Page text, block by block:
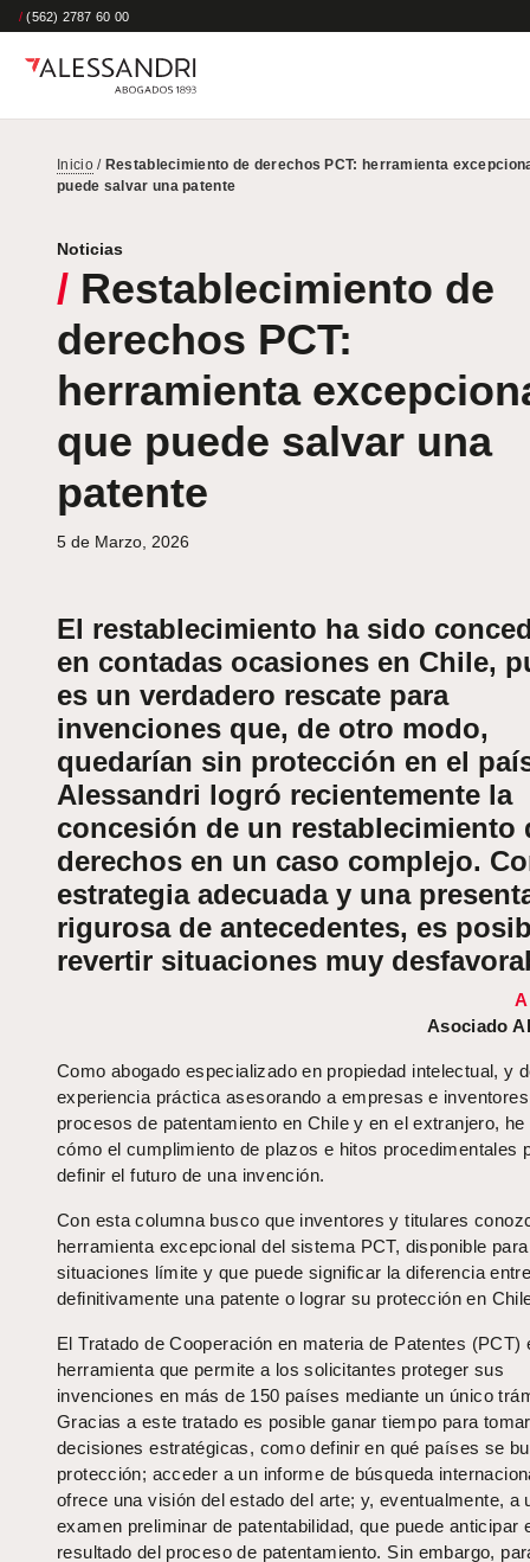
/ (562) 2787 60 00
Inicio/ Restablecimiento de derechos PCT: herramienta
puede salvar una patente
Noticias
/ Restablecimiento de
derechos PCT:
herramienta
que puede salvar una
patente
5 de Marzo, 2026
El restablecimiento ha sido
en contadas ocasiones en Chile,
es un verdadero rescate para
invenciones que, de otro modo,
quedarían sin protección en el
Alessandri logró recientemente la
concesión de un restablecimiento
derechos en un caso complejo.
estrategia adecuada y una
rigurosa de antecedentes, es
revertir situaciones muy
Asociado
Como abogado especializado en propiedad intelectual, y
experiencia práctica asesorando a empresas e
procesos de patentamiento en Chile y en el extranjero,
cómo el cumplimiento de plazos e hitos procedimentales
definir el futuro de una invención.
Con esta columna busco que inventores y titulares
herramienta excepcional del sistema PCT, disponible para
situaciones límite y que puede significar la diferencia
definitivamente una patente o lograr su protección en
El Tratado de Cooperación en materia de Patentes (PCT)
herramienta que permite a los solicitantes proteger sus
invenciones en más de 150 países mediante un único
Gracias a este tratado es posible ganar tiempo para tomar
decisiones estratégicas, como definir en qué países se
protección; acceder a un informe de búsqueda
ofrece una visión del estado del arte; y, eventualmente, a
examen preliminar de patentabilidad, que puede anticipar
resultado del proceso de patentamiento. Sin embargo,